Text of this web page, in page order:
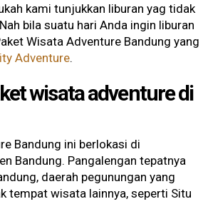
kami tunjukkan liburan yag tidak
bila suatu hari Anda ingin liburan
Wisata Adventure Bandung yang
Adventure.
wisata adventure di
Bandung ini berlokasi di
Bandung. Pangalengan tepatnya
daerah pegunungan yang
tempat wisata lainnya, seperti Situ